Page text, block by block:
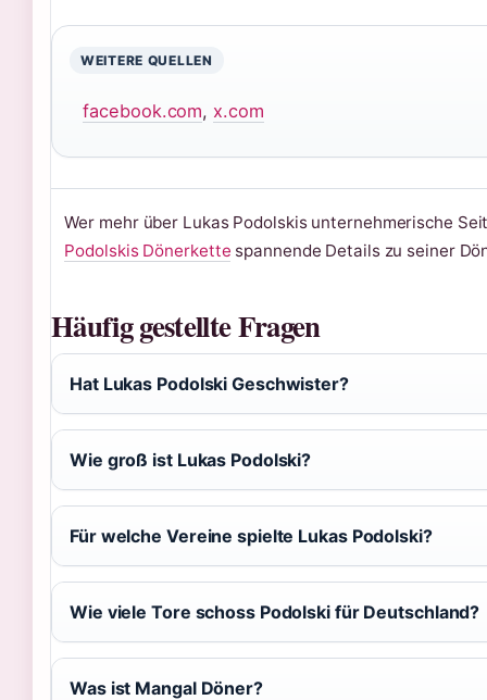
WEITERE QUELLEN
facebook.com, x.com
Wer mehr über Lukas Podolskis unternehmerische
Podolskis Dönerkette spannende Details zu seiner
Häufig gestellte Fragen
Hat Lukas Podolski Geschwister?
Wie groß ist Lukas Podolski?
Für welche Vereine spielte Lukas Podolski?
Wie viele Tore schoss Podolski für Deutschland?
Was ist Mangal Döner?